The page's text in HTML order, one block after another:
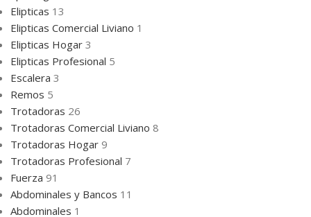
Elipticas 13
Elipticas Comercial Liviano 1
Elipticas Hogar 3
Elipticas Profesional 5
Escalera 3
Remos 5
Trotadoras 26
Trotadoras Comercial Liviano 8
Trotadoras Hogar 9
Trotadoras Profesional 7
Fuerza 91
Abdominales y Bancos 11
Abdominales 1